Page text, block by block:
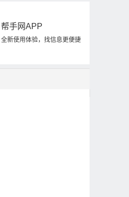
帮手网APP
全新使用体验，找信息更便捷